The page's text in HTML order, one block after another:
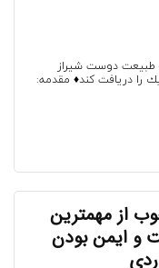
طبيعت دوست شیراز
را دريافت كند♦️ مقدمه:
از مهمترین
و ایمن بودن